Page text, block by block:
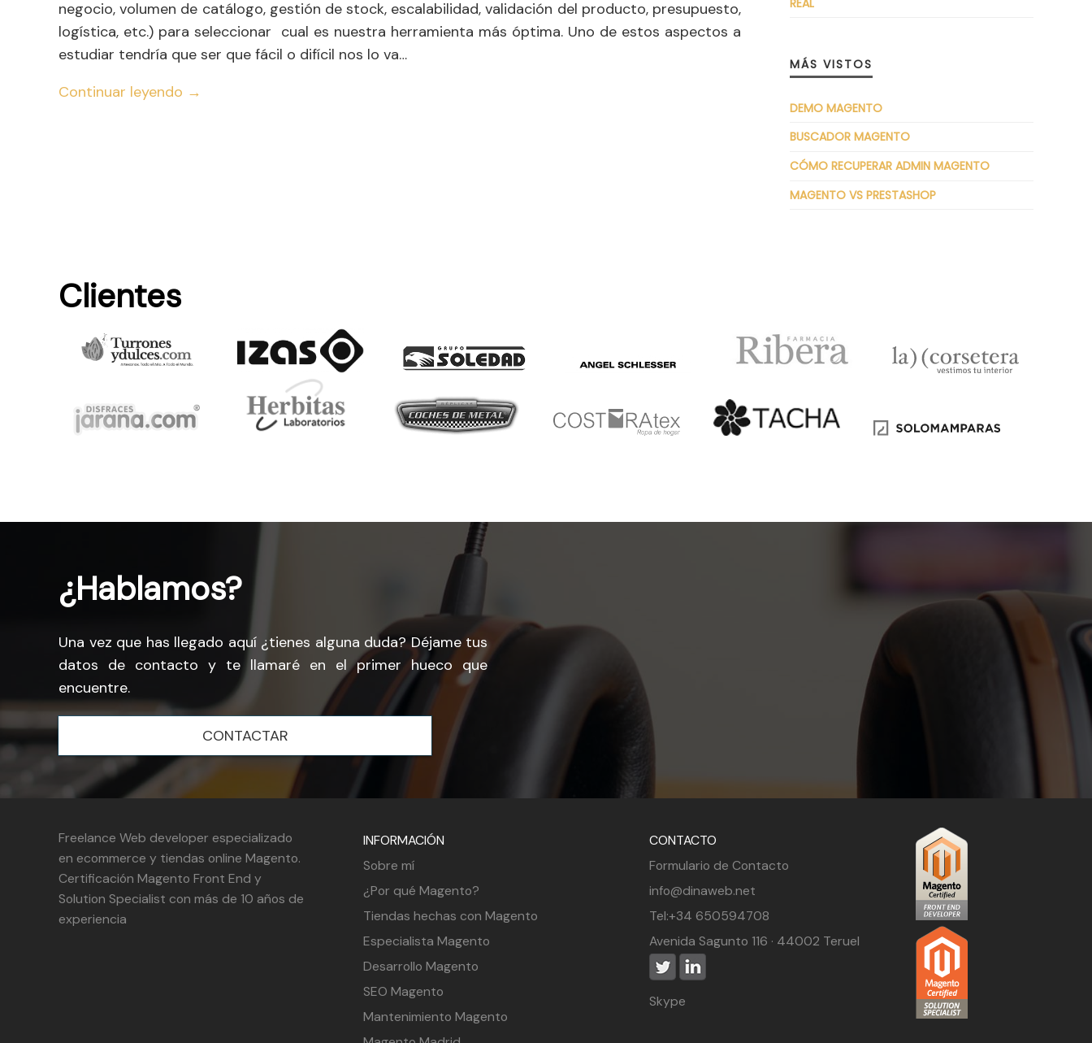
negocio, volumen de catálogo, gestión de stock, escalabilidad, validación del producto, presupuesto,
logística, etc.) para seleccionar cual es nuestra herramienta más óptima. Uno de estos aspectos a
estudiar tendría que ser que fácil o difícil nos lo va…
Continuar leyendo →
MÁS VISTOS
DEMO MAGENTO
BUSCADOR MAGENTO
CÓMO RECUPERAR ADMIN MAGENTO
MAGENTO VS PRESTASHOP
Clientes
¿Hablamos?
Una vez que has llegado aquí ¿tienes alguna duda? Déjame tus
datos de contacto y te llamaré en el primer hueco que
encuentre.
CONTACTAR
Freelance Web developer especializado
en ecommerce y tiendas online Magento.
Certificación Magento Front End y
Solution Specialist con más de 10 años de
experiencia
INFORMACIÓN
Sobre mí
¿Por qué Magento?
Tiendas hechas con Magento
Especialista Magento
Desarrollo Magento
SEO Magento
Mantenimiento Magento
CONTACTO
Formulario de Contacto
info@dinaweb.net
Tel:+34 650594708
Avenida Sagunto 116 · 44002 Teruel
Skype